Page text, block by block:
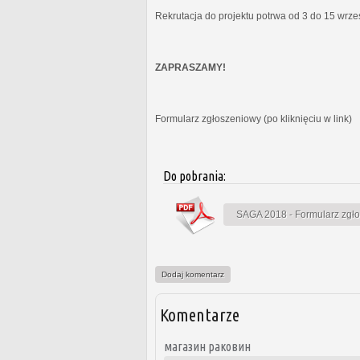
Rekrutacja do projektu potrwa od 3 do 15
ZAPRASZAMY!
Formularz zgłoszeniowy (po kliknięciu w link)
Do pobrania:
SAGA 2018 - Formularz
Dodaj komentarz
Komentarze
магазин раковин